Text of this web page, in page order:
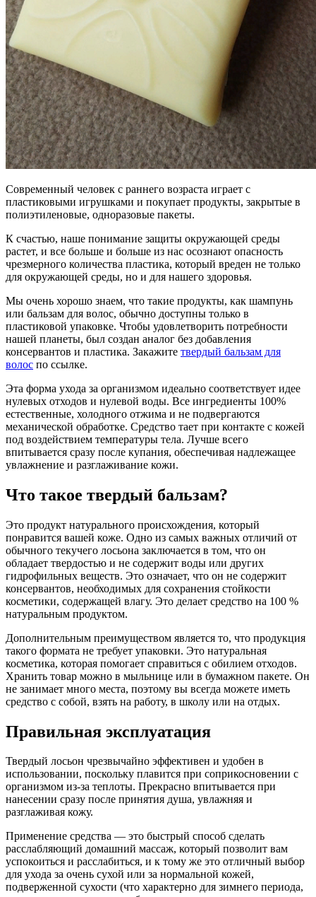
Современный человек с раннего возраста играет с
пластиковыми игрушками и покупает продукты, закрытые в
полиэтиленовые, одноразовые пакеты.
К счастью, наше понимание защиты окружающей среды
растет, и все больше и больше из нас осознают опасность
чрезмерного количества пластика, который вреден не только
для окружающей среды, но и для нашего здоровья.
Мы очень хорошо знаем, что такие продукты, как шампунь
или бальзам для волос, обычно доступны только в
пластиковой упаковке. Чтобы удовлетворить потребности
нашей планеты, был создан аналог без добавления
консервантов и пластика. Закажите твердый бальзам для
волос по ссылке.
Эта форма ухода за организмом идеально соответствует идее
нулевых отходов и нулевой воды. Все ингредиенты 100%
естественные, холодного отжима и не подвергаются
механической обработке. Средство тает при контакте с кожей
под воздействием температуры тела. Лучше всего
впитывается сразу после купания, обеспечивая надлежащее
увлажнение и разглаживание кожи.
Что такое твердый бальзам?
Это продукт натурального происхождения, который
понравится вашей коже. Одно из самых важных отличий от
обычного текучего лосьона заключается в том, что он
обладает твердостью и не содержит воды или других
гидрофильных веществ. Это означает, что он не содержит
консервантов, необходимых для сохранения стойкости
косметики, содержащей влагу. Это делает средство на 100 %
натуральным продуктом.
Дополнительным преимуществом является то, что продукция
такого формата не требует упаковки. Это натуральная
косметика, которая помогает справиться с обилием отходов.
Хранить товар можно в мыльнице или в бумажном пакете. Он
не занимает много места, поэтому вы всегда можете иметь
средство с собой, взять на работу, в школу или на отдых.
Правильная эксплуатация
Твердый лосьон чрезвычайно эффективен и удобен в
использовании, поскольку плавится при соприкосновении с
организмом из-за теплоты. Прекрасно впитывается при
нанесении сразу после принятия душа, увлажняя и
разглаживая кожу.
Применение средства — это быстрый способ сделать
расслабляющий домашний массаж, который позволит вам
успокоиться и расслабиться, и к тому же это отличный выбор
для ухода за очень сухой или за нормальной кожей,
подверженной сухости (что характерно для зимнего периода,